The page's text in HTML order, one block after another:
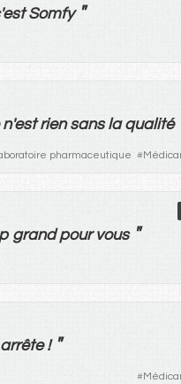
estSomfy "
n'est rien sans la qualité
pharmaceutique #
grand pour vous "
arrête! "
#